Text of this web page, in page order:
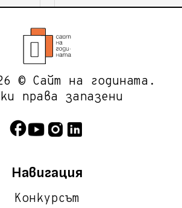
© Сайт на годината.
права запазени
Навигация
Конкурсът